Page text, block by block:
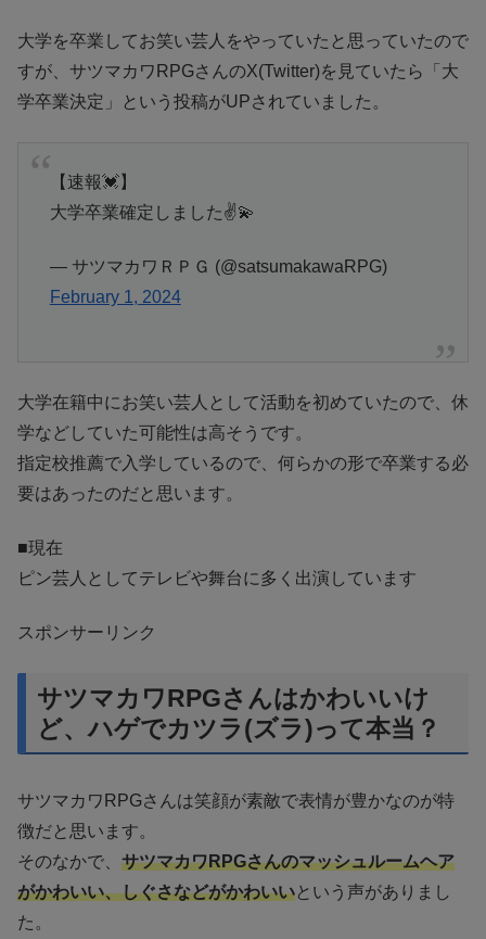
大学を卒業してお笑い芸人をやっていたと思っていたので
すが、サツマカワRPGさんのX(Twitter)を見ていたら「大
学卒業決定」という投稿がUPされていました。
【速報💓】
大学卒業確定しました✌️💫
— サツマカワＲＰＧ (@satsumakawaRPG)
February 1, 2024
大学在籍中にお笑い芸人として活動を初めていたので、休
学などしていた可能性は高そうです。
指定校推薦で入学しているので、何らかの形で卒業する必
要はあったのだと思います。
■現在
ピン芸人としてテレビや舞台に多く出演しています
スポンサーリンク
サツマカワRPGさんはかわいいけ
ど、ハゲでカツラ(ズラ)って本当？
サツマカワRPGさんは笑顔が素敵で表情が豊かなのが特
徴だと思います。
そのなかで、 サツマカワRPGさんのマッシュルームヘア
がかわいい、しぐさなどがかわいいという声がありまし
た。